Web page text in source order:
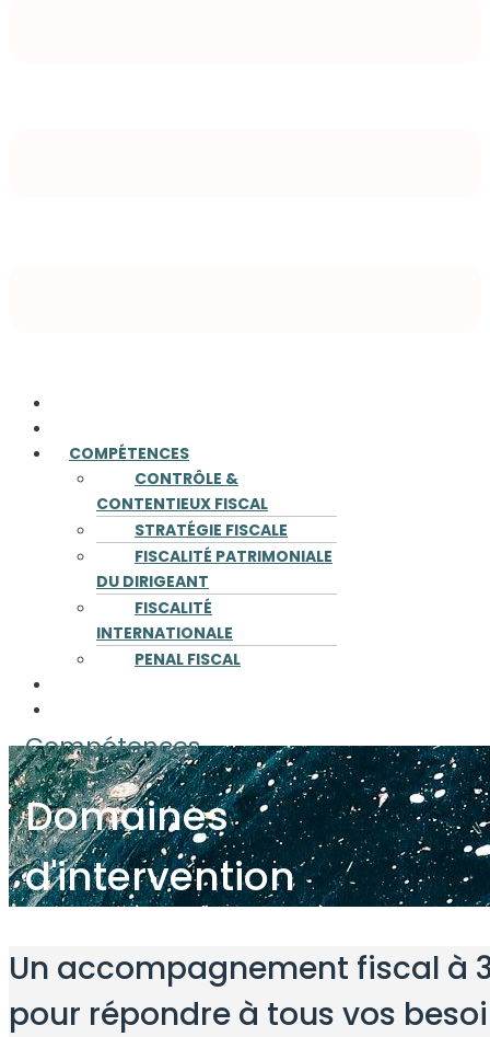
COMPÉTENCES
CONTRÔLE &
CONTENTIEUX FISCAL
STRATÉGIE FISCALE
FISCALITÉ PATRIMONIALE
DU DIRIGEANT
FISCALITÉ
INTERNATIONALE
PENAL FISCAL
Compétences
Domaines
d'intervention
Un accompagnement fiscal à
pour répondre à tous vos